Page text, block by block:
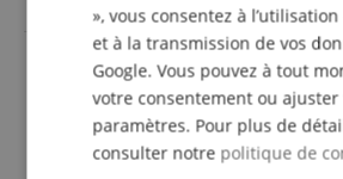
», vous consentez à
et à la transmission de vos
Google. Vous pouvez à tout
votre consentement ou ajuster
paramètres. Pour plus de
consulter notre politique de